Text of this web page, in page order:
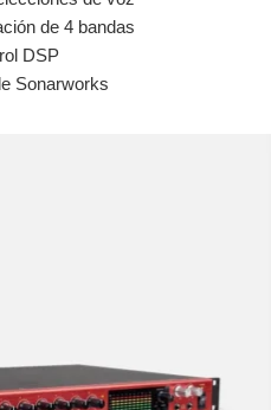
de 4 bandas
DSP
Sonarworks